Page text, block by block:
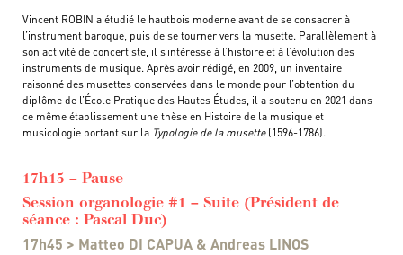
Vincent ROBIN a étudié le hautbois moderne avant de se consacrer à
l’instrument baroque, puis de se tourner vers la musette. Parallèlement à
son activité de concertiste, il s’intéresse à l’histoire et à l’évolution des
instruments de musique. Après avoir rédigé, en 2009, un inventaire
raisonné des musettes conservées dans le monde pour l’obtention du
diplôme de l’École Pratique des Hautes Études, il a soutenu en 2021 dans
ce même établissement une thèse en Histoire de la musique et
musicologie portant sur la Typologie de la musette(1596-1786).
17h15 – Pause
Session organologie #1 – Suite (Président de
séance : Pascal Duc)
17h45 > Matteo DI CAPUA & Andreas LINOS